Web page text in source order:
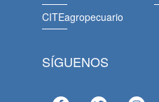
CITEagropecuario
SÍGUENOS